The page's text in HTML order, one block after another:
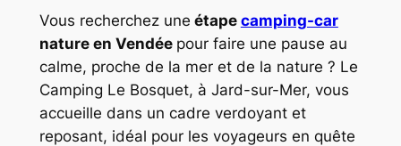
Vous recherchez une étape camping-car
nature en Vendée pour faire une pause au
calme, proche de la mer et de la nature ? Le
Camping Le Bosquet, à Jard-sur-Mer, vous
accueille dans un cadre verdoyant et
reposant, idéal pour les voyageurs en quête